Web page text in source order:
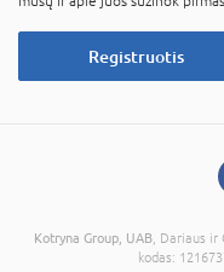
Registruotis
Kotryna Group, UAB , Dariaus
kodas: